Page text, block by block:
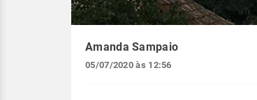
Amanda Sampaio
05/07/2020 às 12:56